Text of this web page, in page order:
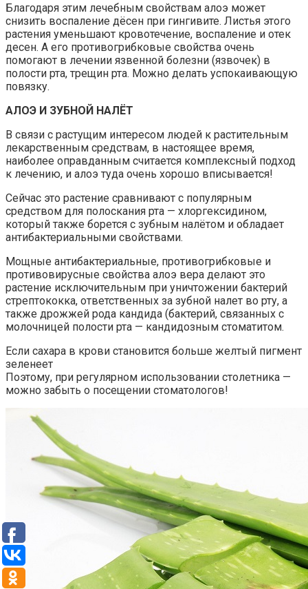
Благодаря этим лечебным свойствам алоэ может
снизить воспаление дёсен при гингивите. Листья этого
растения уменьшают кровотечение, воспаление и отек
десен. А его противогрибковые свойства очень
помогают в лечении язвенной болезни (язвочек) в
полости рта, трещин рта. Можно делать успокаивающую
повязку.
АЛОЭ И ЗУБНОЙ НАЛЁТ
В связи с растущим интересом людей к растительным
лекарственным средствам, в настоящее время,
наиболее оправданным считается комплексный подход
к лечению, и алоэ туда очень хорошо вписывается!
Сейчас это растение сравнивают с популярным
средством для полоскания рта — хлоргексидином,
который также борется с зубным налётом и обладает
антибактериальными свойствами.
Мощные антибактериальные, противогрибковые и
противовирусные свойства алоэ вера делают это
растение исключительным при уничтожении бактерий
стрептококка, ответственных за зубной налет во рту, а
также дрожжей рода кандида (бактерий, связанных с
молочницей полости рта — кандидозным стоматитом.
Если сахара в крови становится больше желтый пигмент
зеленеет
Поэтому, при регулярном использовании столетника —
можно забыть о посещении стоматологов!